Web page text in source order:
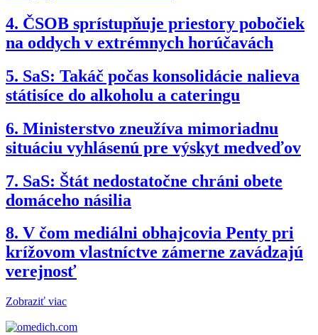
4. ČSOB sprístupňuje priestory pobočiek
na oddych v extrémnych horúčavách
5. SaS: Takáč počas konsolidácie nalieva
státisíce do alkoholu a cateringu
6. Ministerstvo zneužíva mimoriadnu
situáciu vyhlásenú pre výskyt medveďov
7. SaS: Štát nedostatočne chráni obete
domáceho násilia
8. V čom mediálni obhajcovia Penty pri
krížovom vlastníctve zámerne zavádzajú
verejnosť
Zobraziť viac